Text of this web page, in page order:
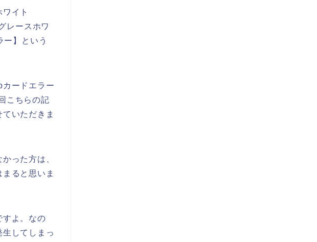
イト
レースホワ
】という
ードエラー
こちらの記
いただきま
った方は、
ると思いま
よ。なの
してしまっ